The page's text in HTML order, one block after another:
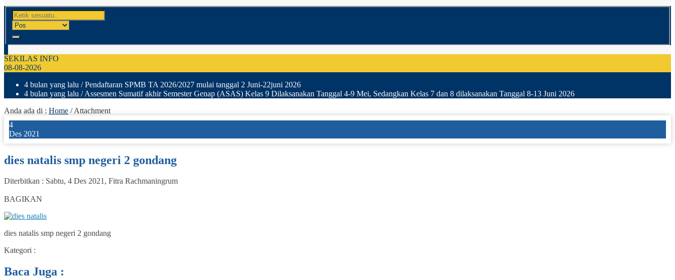
SEKILAS INFO
08-08-2026
4 bulan yang lalu / Pendaftaran SPMB TA 2026/2027 mulai tanggal 2 Juni-22juni 2026
4 bulan yang lalu / Assesmen Sumatif akhir Semester Genap (ASAS) Kelas 9 Dilaksanakan Tanggal 4-9 Mei, Sedangkan Kelas 7 dan 8 dilaksanakan Tanggal 8-13 Juni 2026
Anda ada di : Home / Attachment
4
Des 2021
dies natalis smp negeri 2 gondang
Diterbitkan : Sabtu, 4 Des 2021, Fitra Rachmaningrum
BAGIKAN
dies natalis smp negeri 2 gondang
Kategori :
Baca Juga :